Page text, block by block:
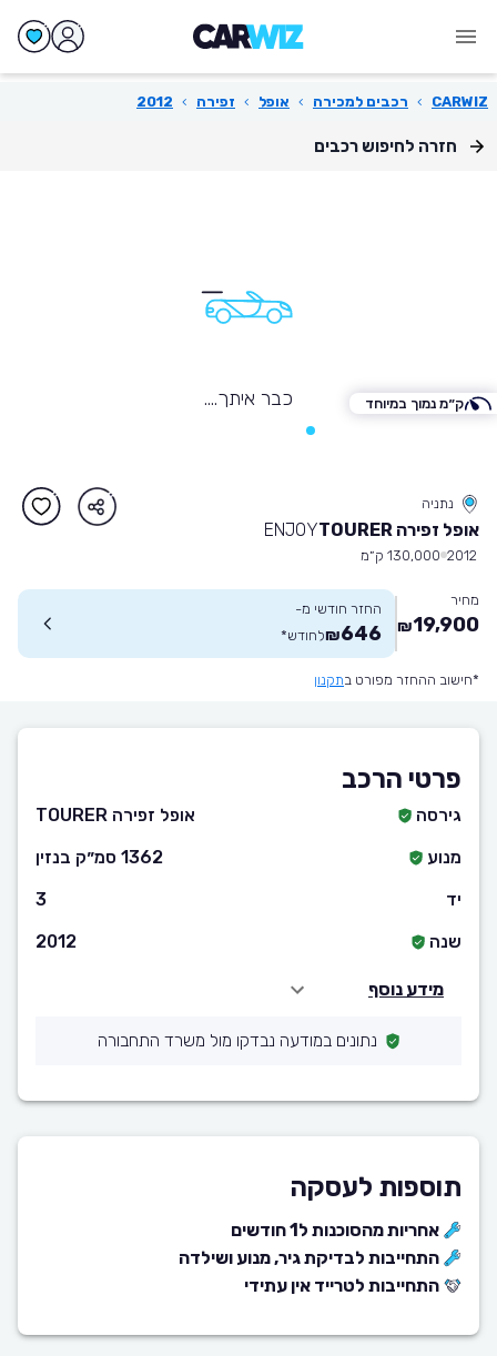
CARWIZ
› רכבים למכירה › אופל › זפירה ›
2012
חזרה לחיפוש רכבים
ק״מ נמוך במיוחד
נתניה
אופל זפירה TOURER ENJOY
2012 130,000 ק״מ
מחיר
19,900
₪
החזר חודשי מ-
646
₪לחודש*
*חישוב ההחזר מפורט בתקנון
פרטי הרכב
גירסה
אופל זפירה TOURER
מנוע
1362 סמ״ק בנזין
יד
3
שנה
2012
מידע נוסף
נתונים במודעה נבדקו מול משרד התחבורה
תוספות לעסקה
אחריות מהסוכנות ל1 חודשים
התחייבות לבדיקת גיר, מנוע ושילדה
התחייבות לטרייד אין עתידי
כבר איתך....